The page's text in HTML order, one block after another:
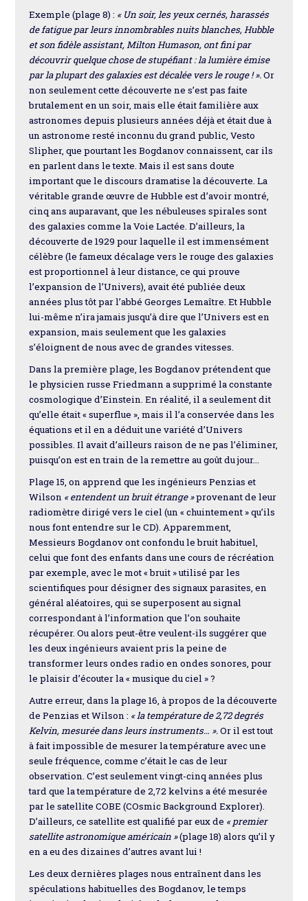
Exemple (plage 8) : « Un soir, les yeux cernés, harassés
de fatigue par leurs innombrables nuits blanches, Hubble
et son fidèle assistant, Milton Humason, ont fini par
découvrir quelque chose de stupéfiant : la lumière émise
par la plupart des galaxies est décalée vers le rouge ! ».Or
non seulement cette découverte ne s’est pas faite
brutalement en un soir, mais elle était familière aux
astronomes depuis plusieurs années déjà et était due à
un astronome resté inconnu du grand public, Vesto
Slipher, que pourtant les Bogdanov connaissent, car ils
en parlent dans le texte. Mais il est sans doute
important que le discours dramatise la découverte. La
véritable grande œuvre de Hubble est d’avoir montré,
cinq ans auparavant, que les nébuleuses spirales sont
des galaxies comme la Voie Lactée. D’ailleurs, la
découverte de 1929 pour laquelle il est immensément
célèbre (le fameux décalage vers le rouge des galaxies
est proportionnel à leur distance, ce qui prouve
l’expansion de l’Univers), avait été publiée deux
années plus tôt par l’abbé Georges Lemaître. Et Hubble
lui-même n’ira jamais jusqu’à dire que l’Univers est en
expansion, mais seulement que les galaxies
s’éloignent de nous avec de grandes vitesses.
Dans la première plage, les Bogdanov prétendent que
le physicien russe Friedmann a supprimé la constante
cosmologique d’Einstein. En réalité, il a seulement dit
qu’elle était « superflue », mais il l’a conservée dans les
équations et il en a déduit une variété d’Univers
possibles. Il avait d’ailleurs raison de ne pas l’éliminer,
puisqu’on est en train de la remettre au goût du jour…
Plage 15, on apprend que les ingénieurs Penzias et
Wilson « entendent un bruit étrange »provenant de leur
radiomètre dirigé vers le ciel (un « chuintement » qu’ils
nous font entendre sur le CD). Apparemment,
Messieurs Bogdanov ont confondu le bruit habituel,
celui que font des enfants dans une cours de récréation
par exemple, avec le mot « bruit » utilisé par les
scientifiques pour désigner des signaux parasites, en
général aléatoires, qui se superposent au signal
correspondant à l’information que l’on souhaite
récupérer. Ou alors peut-être veulent-ils suggérer que
les deux ingénieurs avaient pris la peine de
transformer leurs ondes radio en ondes sonores, pour
le plaisir d’écouter la « musique du ciel » ?
Autre erreur, dans la plage 16, à propos de la découverte
de Penzias et Wilson : « la température de 2,72 degrés
Kelvin, mesurée dans leurs instruments… ».Or il est tout
à fait impossible de mesurer la température avec une
seule fréquence, comme c’était le cas de leur
observation. C’est seulement vingt-cinq années plus
tard que la température de 2,72 kelvins a été mesurée
par le satellite COBE (COsmic Background Explorer).
D’ailleurs, ce satellite est qualifié par eux de « premier
satellite astronomique américain »(plage 18) alors qu’il y
en a eu des dizaines d’autres avant lui !
Les deux dernières plages nous entraînent dans les
spéculations habituelles des Bogdanov, le temps